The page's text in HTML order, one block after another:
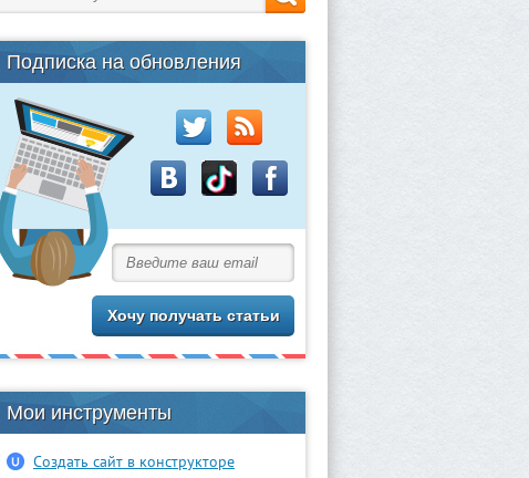
Подписка на обновления
Мои инструменты
Создать сайт в конструкторе